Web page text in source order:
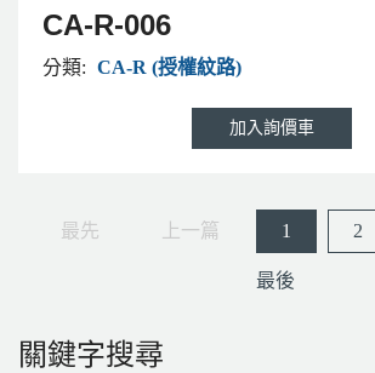
CA-R-006
分類: CA-R (授權紋路)
最先 上一篇 1 2
最後
關鍵字搜尋